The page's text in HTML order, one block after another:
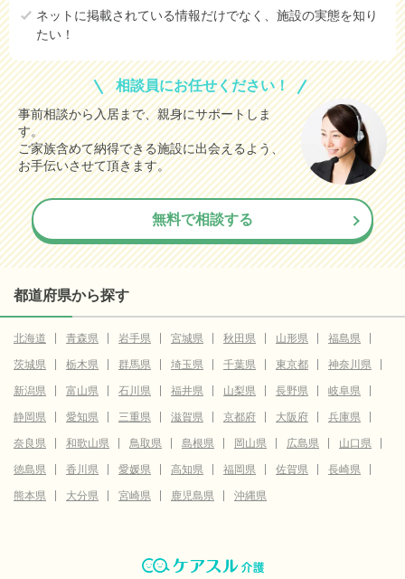
ネットに掲載されている情報だけでなく、施設の実態を知り
たい！
相談員にお任せください！
事前相談から入居まで、親身にサポートしま
す。
ご家族含めて納得できる施設に出会えるよう、
お手伝いさせて頂きます。
無料で相談する
都道府県から探す
北海道 青森県 岩手県 宮城県 秋田県 山形県
福島県
茨城県
栃木県 群馬県 埼玉県 千葉県 東京都
神奈川県
新潟県
富山県 石川県 福井県 山梨県 長野県
岐阜県
静岡県
愛知県 三重県 滋賀県 京都府 大阪府
兵庫県
奈良県
和歌山県 鳥取県 島根県 岡山県 広島県
山口県
徳島県
香川県 愛媛県 高知県 福岡県 佐賀県
長崎県
熊本県
大分県 宮崎県 鹿児島県 沖縄県